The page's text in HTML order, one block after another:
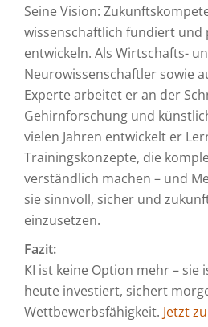
Seine Vision:
wissenschaftlich fundiert und
entwickeln. Als Wirtschafts-
Neurowissenschaftler sowie
Experte arbeitet er an der
Gehirnforschung und
vielen Jahren entwickelt er
Trainingskonzepte, die
verständlich machen – und
sie sinnvoll, sicher und
einzusetzen.
Fazit:
KI ist keine Option mehr – sie
heute investiert, sichert
Wettbewerbsfähigkeit. Jetzt